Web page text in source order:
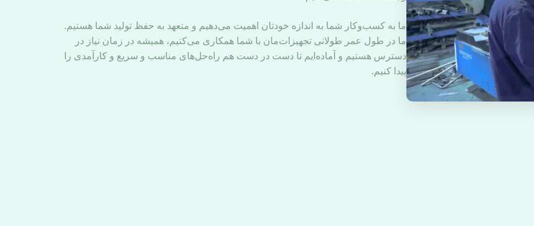
ما به کسب‌وکار شما به اندازه خودتان اهمیت می‌دهیم و متعهد به حفظ تولید شما هستیم.
ما در طول عمر طولانی تجهیزات‌مان با شما همکاری می‌کنیم، همیشه در زمان نیاز در
دسترس هستیم و آماده‌ایم تا دست در دست هم راه‌حل‌های مناسب و سریع و کارآمدی را
پیدا کنیم.